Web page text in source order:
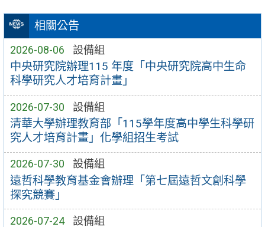
相關公告
2026-08-06 設備組
中央研究院辦理115 年度「中央研究院高中生命
科學研究人才培育計畫」
2026-07-30 設備組
清華大學辦理教育部「115學年度高中學生科學研
究人才培育計畫」化學組招生考試
2026-07-30 設備組
遠哲科學教育基金會辦理「第七屆遠哲文創科學
探究競賽」
2026-07-24 設備組